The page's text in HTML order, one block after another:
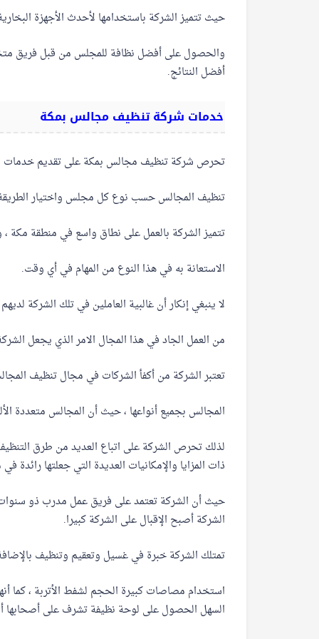
حيث تتميز الشركة باستخدامها لأحدث الأجهزة
والحصول على أفضل نظافة للمجلس من قبل فريق
أفضل النتائج.
خدمات شركة تنظيف مجالس بمكة
تحرص شركة تنظيف مجالس بمكة على تقديم خدمات
تنظيف المجالس حسب نوع كل مجلس واختيار الطريقة
تتميز الشركة بالعمل على نطاق واسع في منطقة مكة
الاستعانة به في هذا النوع من المهام في أي وقت.
لا ينبغي إنكار أن غالبية العاملين في تلك الشركة
من العمل الجاد في هذا المجال الامر الذي يجعل
تعتبر الشركة من أكفأ الشركات في مجال تنظيف
المجالس بجميع أنواعها ، حيث أن المجالس متعددة
لذلك تحرص الشركة على اتباع العديد من طرق
ذات المزايا والإمكانيات العديدة التي جعلتها رائدة في
حيث أن الشركة تعتمد على فريق عمل مدرب ذو سنوات
الشركة أصبح الإقبال على الشركة كبيرا.
تمتلك الشركة خبرة في غسيل وتعقيم وتنظيف
استخدام مصاصات كبيرة الحجم لشفط الأتربة ، كما
السهل الحصول على لوحة نظيفة تشرف على أصحابها